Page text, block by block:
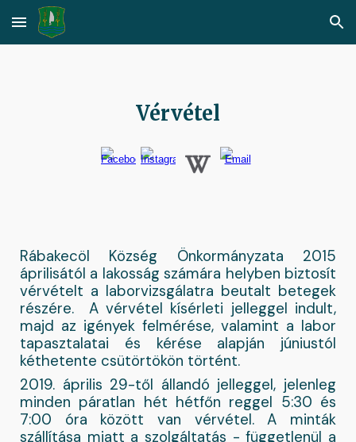
Skip to main content Skip to navigation
Vérvétel
Rábakecöl Község Önkormányzata 2015
áprilisától a lakosság számára helyben biztosít
vérvételt a laborvizsgálatra beutalt betegek
részére. A vérvétel kísérleti jelleggel indult,
majd az igények felmérése, valamint a labor
tapasztalatai és kérése alapján júniustól
kéthetente csütörtökön történt.
2019. április 29-től állandó jelleggel, jelenleg
minden páratlan hét hétfőn reggel 5:30 és
7:00 óra között van vérvétel. A minták
szállítása miatt a szolgáltatás - függetlenül a